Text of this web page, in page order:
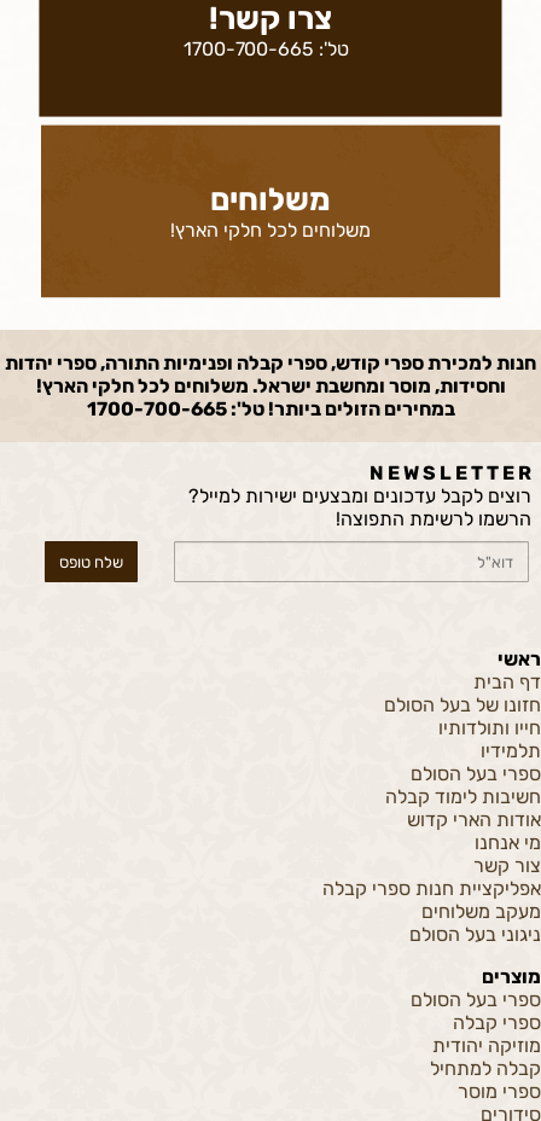
צרו קשר!
טל': 1700-700-665
משלוחים
משלוחים לכל חלקי הארץ!
חנות למכירת ספרי קודש, ספרי קבלה ופנימיות התורה, ספרי יהדות
וחסידות, מוסר ומחשבת ישראל. משלוחים לכל חלקי הארץ!
במחירים הזולים ביותר! טל': 1700-700-665
N E W S L E T T E R
רוצים לקבל עדכונים ומבצעים ישירות למייל?
הרשמו לרשימת התפוצה!
ראשי
דף הבית
חזונו של בעל הסולם
חייו ותולדותיו
תלמידיו
ספרי בעל הסולם
חשיבות לימוד קבלה
אודות הארי קדוש
מי אנחנו
צור קשר
אפליקציית חנות ספרי קבלה
מעקב משלוחים
ניגוני בעל הסולם
מוצרים
ספרי בעל הסולם
ספרי קבלה
מוזיקה יהודית
קבלה למתחיל
ספרי מוסר
סידורים